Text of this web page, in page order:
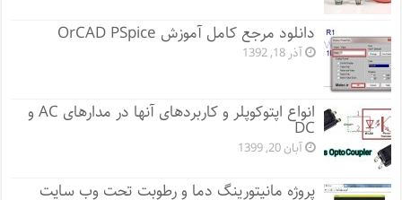
دانلود مرجع کامل آموزش OrCAD PSpice
آذر 18, 1392
انواع اپتوکوپلر و کاربردهای آنها در مدارهای AC و
DC
آبان 20, 1399
پروژه مانيتورينگ دما و رطوبت تحت وب سایت